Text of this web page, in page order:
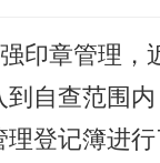
章管理，
自查范围
登记簿进